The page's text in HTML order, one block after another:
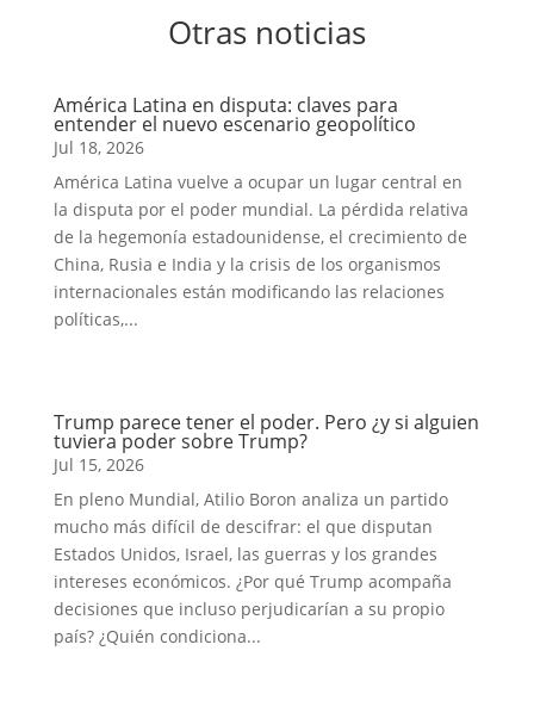
Otras noticias
América Latina en disputa: claves para
entender el nuevo escenario geopolítico
Jul 18, 2026
América Latina vuelve a ocupar un lugar central en
la disputa por el poder mundial. La pérdida relativa
de la hegemonía estadounidense, el crecimiento de
China, Rusia e India y la crisis de los organismos
internacionales están modificando las relaciones
políticas,...
Trump parece tener el poder. Pero ¿y si alguien
tuviera poder sobre Trump?
Jul 15, 2026
En pleno Mundial, Atilio Boron analiza un partido
mucho más difícil de descifrar: el que disputan
Estados Unidos, Israel, las guerras y los grandes
intereses económicos. ¿Por qué Trump acompaña
decisiones que incluso perjudicarían a su propio
país? ¿Quién condiciona...